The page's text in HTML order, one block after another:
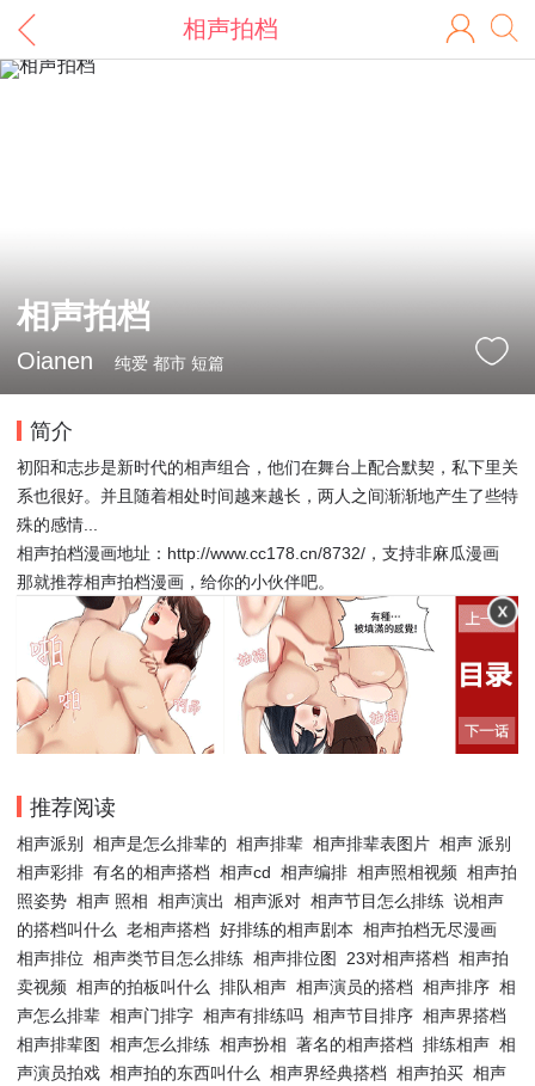
相声拍档
相声拍档
Oianen 纯爱 都市 短篇
简介
初阳和志步是新时代的相声组合，他们在舞台上配合默契，私下里关
系也很好。并且随着相处时间越来越长，两人之间渐渐地产生了些特
殊的感情...
相声拍档漫画地址：http://www.cc178.cn/8732/，支持非麻瓜漫画
那就推荐相声拍档漫画，给你的小伙伴吧。
推荐阅读
相声派别 相声是怎么排辈的 相声排辈 相声排辈表图片 相声 派别
相声彩排 有名的相声搭档 相声cd 相声编排 相声照相视频 相声拍
照姿势 相声 照相 相声演出 相声派对 相声节目怎么排练 说相声
的搭档叫什么
老相声搭档 好排练的相声剧本 相声拍档无尽漫画
相声排位 相声类节目怎么排练 相声排位图 23对相声搭档 相声拍
卖视频 相声的拍板叫什么 排队相声 相声演员的搭档 相声排序 相
声怎么排辈 相声门排字 相声有排练吗 相声节目排序 相声界搭档
相声排辈图
相声怎么排练 相声扮相 著名的相声搭档 排练相声 相
声演员拍戏 相声拍的东西叫什么 相声界经典搭档 相声拍买 相声